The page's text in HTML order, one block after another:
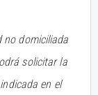
no domiciliada
solicitar la
en el